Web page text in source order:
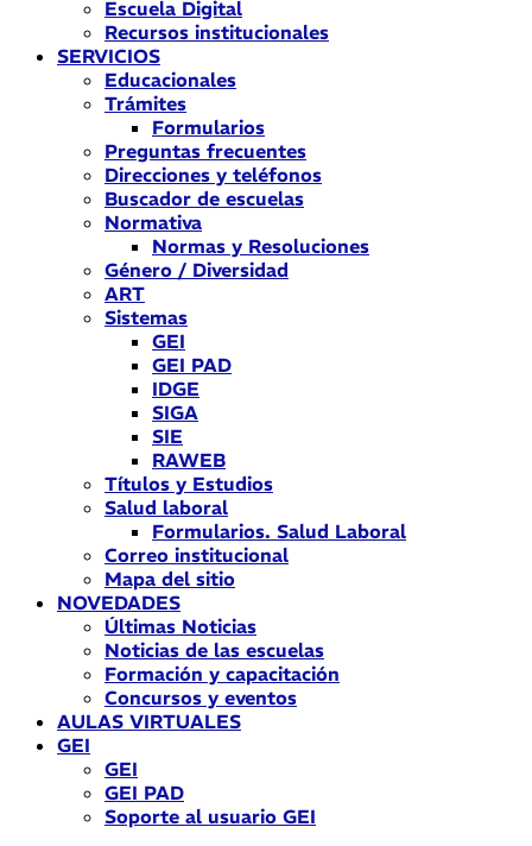
Escuela Digital
Recursos institucionales
SERVICIOS
Educacionales
Trámites
Formularios
Preguntas frecuentes
Direcciones y teléfonos
Buscador de escuelas
Normativa
Normas y Resoluciones
Género / Diversidad
ART
Sistemas
GEI
GEI PAD
IDGE
SIGA
SIE
RAWEB
Títulos y Estudios
Salud laboral
Formularios. Salud Laboral
Correo institucional
Mapa del sitio
NOVEDADES
Últimas Noticias
Noticias de las escuelas
Formación y capacitación
Concursos y eventos
AULAS VIRTUALES
GEI
GEI
GEI PAD
Soporte al usuario GEI